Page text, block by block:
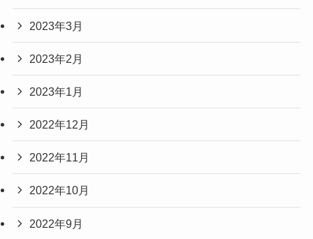
2023年3月
2023年2月
2023年1月
2022年12月
2022年11月
2022年10月
2022年9月